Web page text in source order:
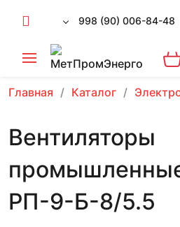
998 (90) 006-84-48
Главная Каталог
Вентиляторы
РП-9-Б-8/5.5